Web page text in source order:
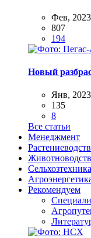
Фев, 2023
807
194
Новый
Янв, 2023
135
8
Все статьи
Менеджмент
Сельхозтехника
Рекомендуем